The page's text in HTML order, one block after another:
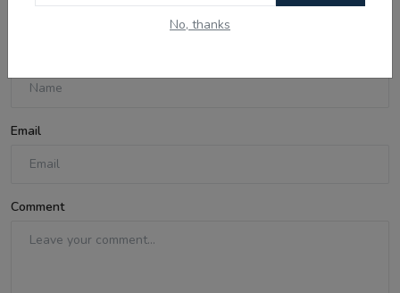
No, thanks
Email
Comment